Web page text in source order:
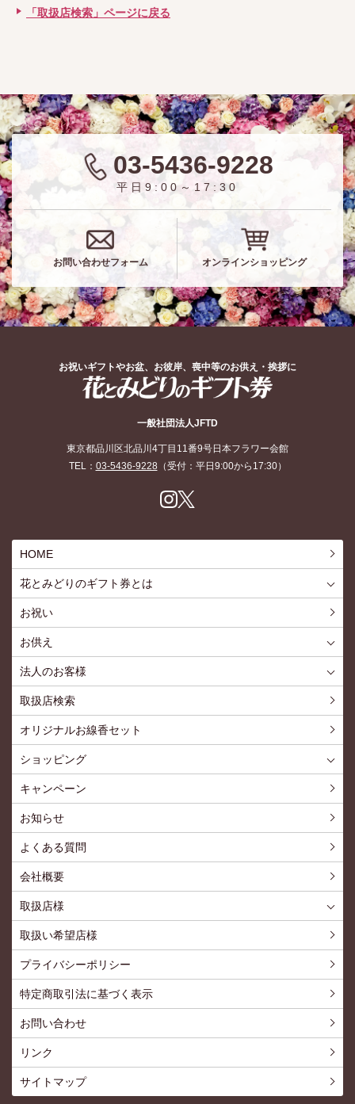
「取扱店検索」ページに戻る
03-5436-9228
平日9:00～17:30
お問い合わせフォーム オンラインショッピング
お祝いギフトやお盆、お彼岸、喪中等のお供え・挨拶に
一般社団法人JFTD
東京都品川区北品川4丁目11番9号日本フラワー会館
TEL： 03-5436-9228 （受付：平日9:00から17:30）
HOME
花とみどりのギフト券とは
お祝い
お供え
法人のお客様
取扱店検索
オリジナルお線香セット
ショッピング
キャンペーン
お知らせ
よくある質問
会社概要
取扱店様
取扱い希望店様
プライバシーポリシー
特定商取引法に基づく表示
お問い合わせ
リンク
サイトマップ